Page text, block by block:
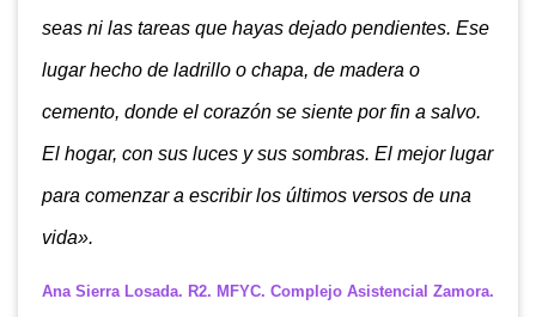
seas ni las tareas que hayas dejado pendientes. Ese
lugar hecho de ladrillo o chapa, de madera o
cemento, donde el corazón se siente por fin a salvo.
El hogar, con sus luces y sus sombras. El mejor lugar
para comenzar a escribir los últimos versos de una
vida».
Ana Sierra Losada. R2. MFYC. Complejo Asistencial Zamora.